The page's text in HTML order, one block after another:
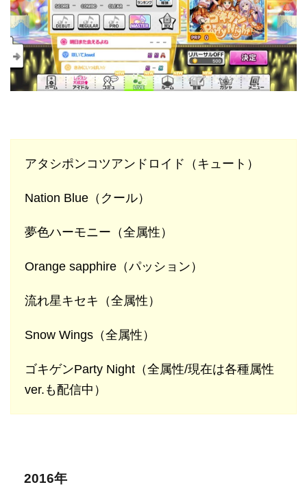
アタシポンコツアンドロイド（キュート）
Nation Blue（クール）
夢色ハーモニー（全属性）
Orange sapphire（パッション）
流れ星キセキ（全属性）
Snow Wings（全属性）
ゴキゲンParty Night（全属性/現在は各種属性
ver.も配信中）
2016年